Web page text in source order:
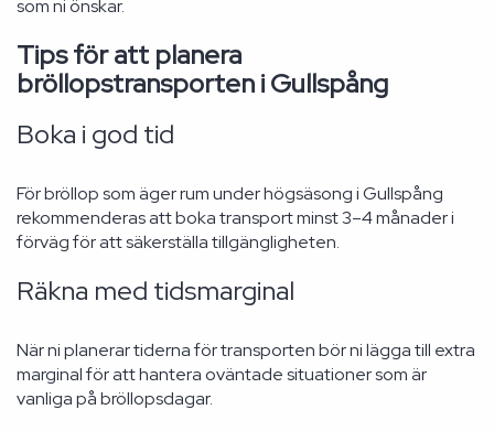
som ni önskar.
Tips för att planera
bröllopstransporten i Gullspång
Boka i god tid
För bröllop som äger rum under högsäsong i Gullspång
rekommenderas att boka transport minst 3–4 månader i
förväg för att säkerställa tillgängligheten.
Räkna med tidsmarginal
När ni planerar tiderna för transporten bör ni lägga till extra
marginal för att hantera oväntade situationer som är
vanliga på bröllopsdagar.